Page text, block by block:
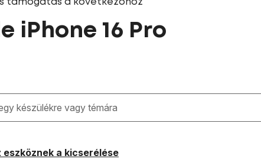
támogatás a következőhöz
iPhone 16 Pro
megjelennek a keresési javaslatok a mező alatt
eszköznek a kicserélése